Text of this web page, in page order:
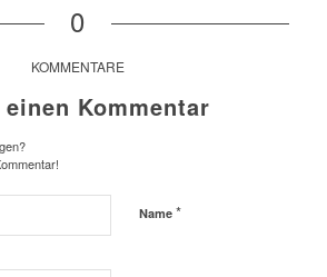
0
KOMMENTARE
Kommentar
Name *